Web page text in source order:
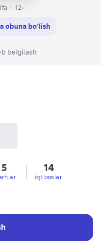
12+
obuna bo‘lish
belgilash
5 14
iqtiboslar